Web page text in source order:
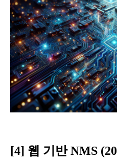
[4] 웹 기반 NMS